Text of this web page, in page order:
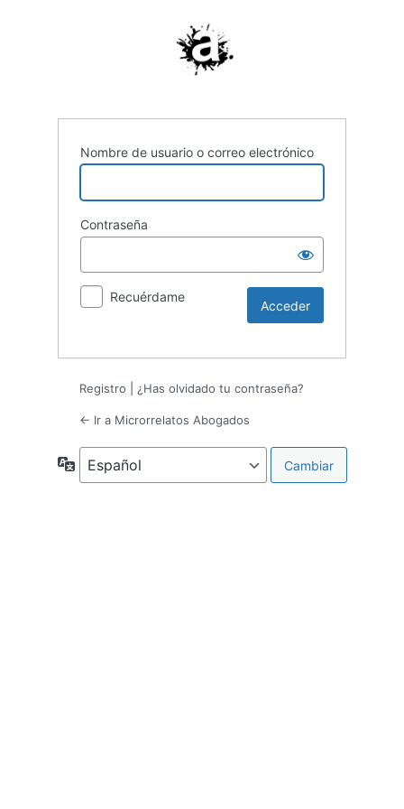
Nombre de usuario o correo electrónico
Contraseña
Recuérdame
Registro ¿Has olvidado tu contraseña?
← Ir a Microrrelatos Abogados
Idioma